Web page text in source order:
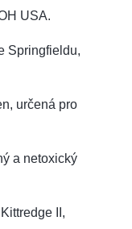
USA.
Springfieldu,
určená pro
a netoxický
II,